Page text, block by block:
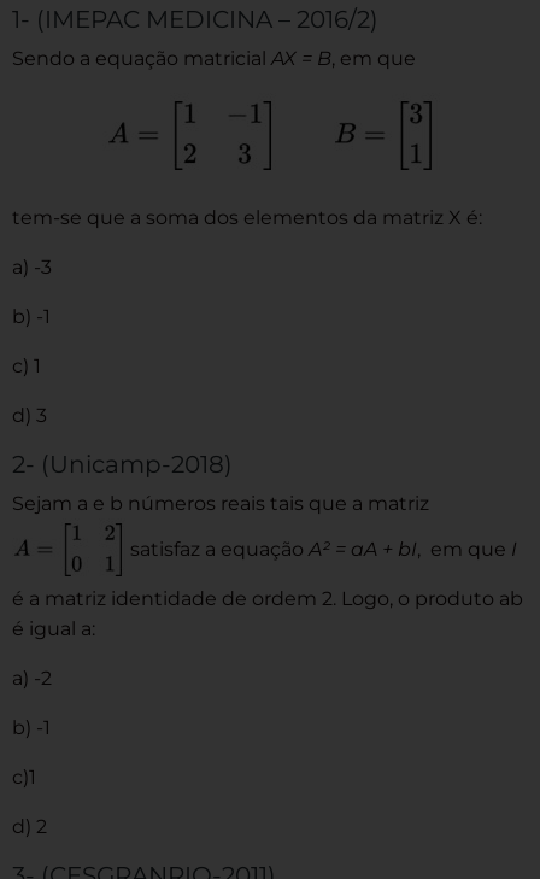
1- (IMEPAC MEDICINA – 2016/2)
Sendo a equação matricialAX = B, em que
tem-se que a soma dos elementos da matriz X é:
a) -3
b) -1
c) 1
d) 3
2- (Unicamp-2018)
Sejam a e b números reais tais que a matriz
satisfaz a equaçãoA² = aA + bI, em que I
é a matriz identidade de ordem 2. Logo, o produto ab
é igual a:
a) -2
b) -1
c)1
d) 2